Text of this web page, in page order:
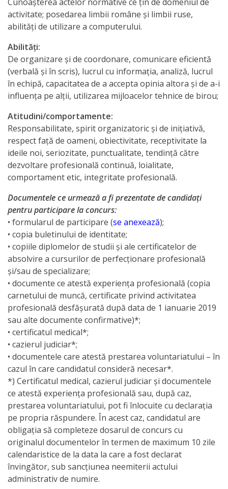
bază
pentru
a
participa
la
concurs
Documente
relevante
Arhiva
Voluntariat
Documente
relevante
Acte
normative
Anunțuri
Bugetul
Municipal
Executarea
Executarea
bugetului
municipal
Chișinău
activitate; posedarea limbii române şi limbii ruse,
abilităţi de utilizare a computerului.
Abilităţi:
De organizare şi de coordonare, comunicare eficientă
(verbală şi în scris), lucrul cu informaţia, analiză, lucrul
în echipă, capacitatea de a accepta opinia altora şi de a-i
influenţa pe alţii, utilizarea mijloacelor tehnice de birou;
Atitudini/comportamente:
Responsabilitate, spirit organizatoric şi de iniţiativă,
respect faţă de oameni, obiectivitate, receptivitate la
ideile noi, seriozitate, punctualitate, tendinţă către
dezvoltare profesională continuă, loialitate,
comportament etic, integritate profesională.
Documentele ce urmează a fi prezentate de candidaţi
pentru participare la concurs:
• formularul de participare (se anexează);
• copia buletinului de identitate;
• copiile diplomelor de studii şi ale certificatelor de
absolvire a cursurilor de perfecţionare profesională
şi/sau de specializare;
• documente ce atestă experienţa profesională (copia
carnetului de muncă, certificate privind activitatea
profesională desfăşurată după data de 1 ianuarie 2019
sau alte documente confirmative)*;
• certificatul medical*;
• cazierul judiciar*;
• documentele care atestă prestarea voluntariatului – în
cazul în care candidatul consideră necesar*.
*) Certificatul medical, cazierul judiciar şi documentele
ce atestă experienţa profesională sau, după caz,
prestarea voluntariatului, pot fi înlocuite cu declaraţia
pe propria răspundere. În acest caz, candidatul are
obligaţia să completeze dosarul de concurs cu
originalul documentelor în termen de maximum 10 zile
calendaristice de la data la care a fost declarat
învingător, sub sancţiunea neemiterii actului
administrativ de numire.